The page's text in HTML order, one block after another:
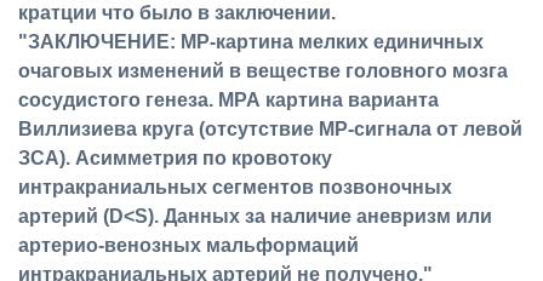
кратции что было в заключении.
"ЗАКЛЮЧЕНИЕ: МР-картина мелких единичных
очаговых изменений в веществе головного мозга
сосудистого генеза. МРА картина варианта
Виллизиева круга (отсутствие МР-сигнала от левой
ЗСА). Асимметрия по кровотоку
интракраниальных сегментов позвоночных
артерий (D<S). Данных за наличие аневризм или
артерио-венозных мальформаций
интракраниальных артерий не получено."